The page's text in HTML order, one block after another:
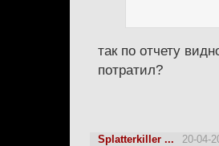
так по отчету
потратил?
Splatterkiller ... 20-04-